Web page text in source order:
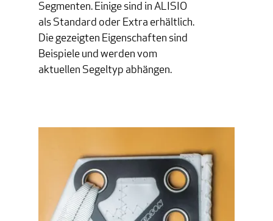
Segmenten. Einige sind in ALISIO
als Standard oder Extra erhältlich.
Die gezeigten Eigenschaften sind
Beispiele und werden vom
aktuellen Segeltyp abhängen.